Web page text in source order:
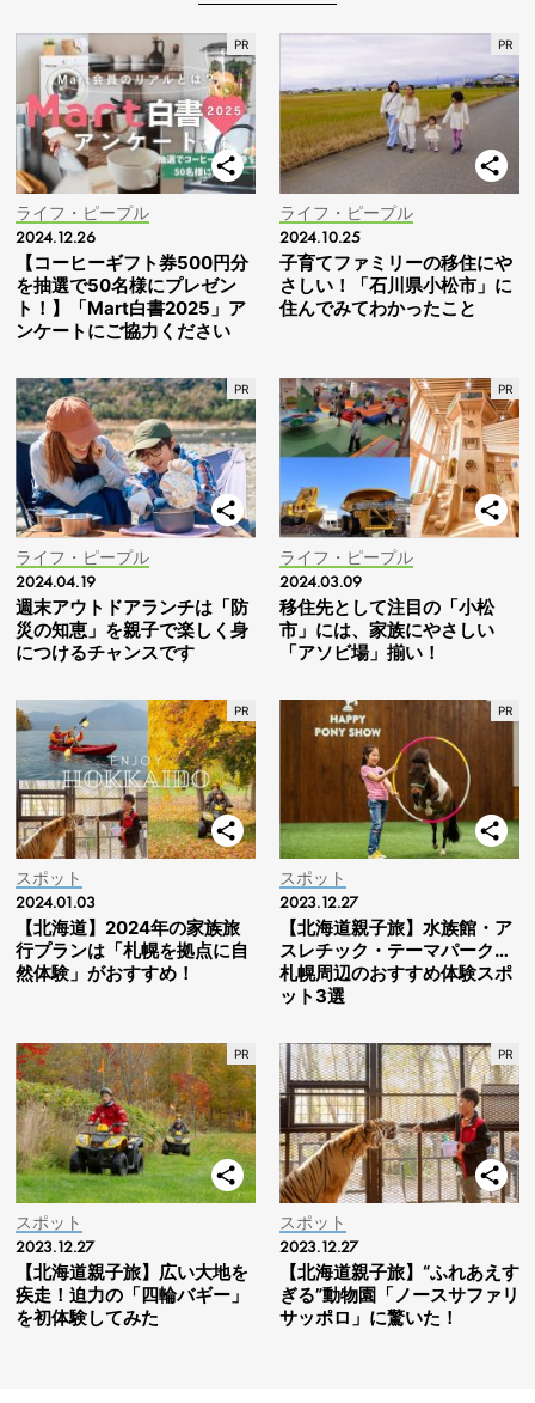
ライフ・ピープル
2024.12.26
【コーヒーギフト券500円分
を抽選で50名様にプレゼン
ト！】「Mart白書2025」ア
ンケートにご協力ください
ライフ・ピープル
2024.10.25
子育てファミリーの移住にや
さしい！「石川県小松市」に
住んでみてわかったこと
ライフ・ピープル
2024.04.19
週末アウトドアランチは「防
災の知恵」を親子で楽しく身
につけるチャンスです
ライフ・ピープル
2024.03.09
移住先として注目の「小松
市」には、家族にやさしい
「アソビ場」揃い！
スポット
2024.01.03
【北海道】2024年の家族旅
行プランは「札幌を拠点に自
然体験」がおすすめ！
スポット
2023.12.27
【北海道親子旅】水族館・ア
スレチック・テーマパーク…
札幌周辺のおすすめ体験スポ
ット3選
スポット
2023.12.27
【北海道親子旅】広い大地を
疾走！迫力の「四輪バギー」
を初体験してみた
スポット
2023.12.27
【北海道親子旅】“ふれあえす
ぎる”動物園「ノースサファリ
サッポロ」に驚いた！